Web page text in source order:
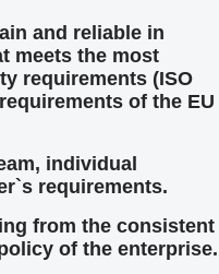
and reliable in
meets the most
requirements (ISO
of the EU
individual
requirements.
from the consistent
of the enterprise.